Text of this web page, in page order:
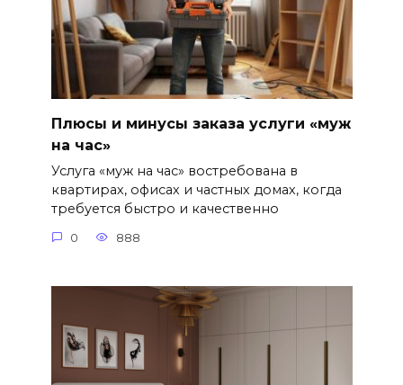
Плюсы и минусы заказа услуги «муж
на час»
Услуга «муж на час» востребована в
квартирах, офисах и частных домах, когда
требуется быстро и качественно
0 888